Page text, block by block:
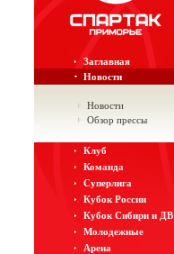
Заглавная
Новости
Новости
Обзор прессы
Клуб
Команда
Суперлига
Кубок России
Кубок Сибири и ДВ
Молодежные
Арена